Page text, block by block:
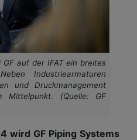
auf der IFAT ein breites
Industriearmaturen
und Druckmanagement
Mittelpunkt. (Quelle: GF
wird GF Piping Systems